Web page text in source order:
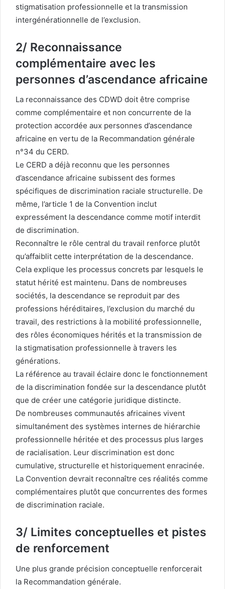
stigmatisation professionnelle et la transmission
intergénérationnelle de l’exclusion.
2/ Reconnaissance
complémentaire avec les
personnes d’ascendance africaine
La reconnaissance des CDWD doit être comprise
comme complémentaire et non concurrente de la
protection accordée aux personnes d’ascendance
africaine en vertu de la Recommandation générale
n°34 du CERD.
Le CERD a déjà reconnu que les personnes
d’ascendance africaine subissent des formes
spécifiques de discrimination raciale structurelle. De
même, l’article 1 de la Convention inclut
expressément la descendance comme motif interdit
de discrimination.
Reconnaître le rôle central du travail renforce plutôt
qu’affaiblit cette interprétation de la descendance.
Cela explique les processus concrets par lesquels le
statut hérité est maintenu. Dans de nombreuses
sociétés, la descendance se reproduit par des
professions héréditaires, l’exclusion du marché du
travail, des restrictions à la mobilité professionnelle,
des rôles économiques hérités et la transmission de
la stigmatisation professionnelle à travers les
générations.
La référence au travail éclaire donc le fonctionnement
de la discrimination fondée sur la descendance plutôt
que de créer une catégorie juridique distincte.
De nombreuses communautés africaines vivent
simultanément des systèmes internes de hiérarchie
professionnelle héritée et des processus plus larges
de racialisation. Leur discrimination est donc
cumulative, structurelle et historiquement enracinée.
La Convention devrait reconnaître ces réalités comme
complémentaires plutôt que concurrentes des formes
de discrimination raciale.
3/ Limites conceptuelles et pistes
de renforcement
Une plus grande précision conceptuelle renforcerait
la Recommandation générale.